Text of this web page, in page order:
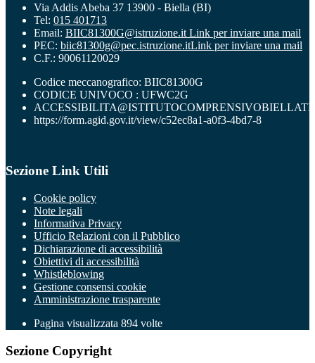
Via Addis Abeba 37 13900 - Biella (BI)
Tel: 015 401713
Email: BIIC81300G@istruzione.it Link per inviare una mail
PEC: biic81300g@pec.istruzione.itLink per inviare una mail
C.F.: 90061120029
Codice meccanografico: BIIC81300G
CODICE UNIVOCO : UFWC2G
https://form.agid.gov.it/view/c52ec8a1-a0f3-4bd7-8
Sezione Link Utili
Cookie policy
Note legali
Informativa Privacy
Ufficio Relazioni con il Pubblico
Dichiarazione di accessibilità
Obiettivi di accessibilità
Whistleblowing
Gestione consensi cookie
Amministrazione trasparente
Pagina visualizzata 894 volte
Sezione Copyright